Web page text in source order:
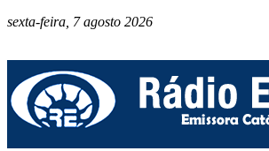
sexta-feira, 7 agosto 2026